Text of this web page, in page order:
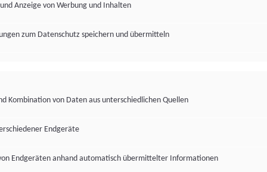
Anzeige von Werbung und Inhalten
zum Datenschutz speichern und übermitteln
Kombination von Daten aus unterschiedlichen Quellen
Endgeräte
Endgeräten anhand automatisch übermittelter Informationen